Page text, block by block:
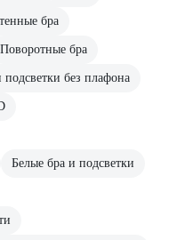
бра
Поворотные бра
подсветки без плафона
Белые бра и подсветки